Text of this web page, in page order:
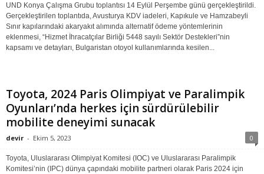
UND Konya Çalışma Grubu toplantısı 14 Eylül Perşembe günü gerçekleştirildi.
Gerçekleştirilen toplantıda, Avusturya KDV iadeleri, Kapıkule ve Hamzabeyli
Sınır kapılarındaki akaryakıt alımında alternatif ödeme yöntemlerinin
eklenmesi, “Hizmet İhracatçılar Birliği 5448 sayılı Sektör Destekleri”nin
kapsamı ve detayları, Bulgaristan otoyol kullanımlarında kesilen...
Toyota, 2024 Paris Olimpiyat ve Paralimpik
Oyunları’nda herkes için sürdürülebilir
mobilite deneyimi sunacak
devir - Ekim 5, 2023 0
Toyota, Uluslararası Olimpiyat Komitesi (IOC) ve Uluslararası Paralimpik
Komitesi’nin (IPC) dünya çapındaki mobilite partneri olarak Paris 2024 için